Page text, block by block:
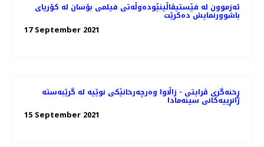
ئەزموون لە فێستیڤاڵینێوده‌وڵه‌تی فیلمی بۆسان له کۆریای
باشوورنمایش ده‌کرێت
17 September 2021
ڕخنەگری ڤرایتی - زاڵاوا وەرچەرخانێکی نوێیە لە گرێبەستە
ژانڕییەکانی سینەمادا
15 September 2021